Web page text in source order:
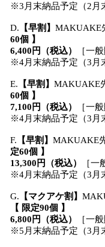
※3月末納品予定（2月
D. 【早割】 MAKUAKE
60個 】
6,400円（税込）
［一
※4月末納品予定（3月
E. 【早割】 MAKUAKE
60個 】
7,100円（税込）
［一
※4月末納品予定（3月
F. 【早割】 MAKUAKE
定60個 】
13,300円（税込）
［
※4月末納品予定（3月
G. 【マクアケ割】
【 限定90個 】
6,800円（税込）
［一
※5月末納品予定（3月